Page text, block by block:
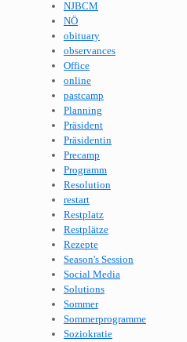
NJBCM
NÖ
obituary
observances
Office
online
pastcamp
Planning
Präsident
Präsidentin
Precamp
Programm
Resolution
restart
Restplatz
Restplätze
Rezepte
Season's Session
Social Media
Solutions
Sommer
Sommerprogramme
Soziokratie